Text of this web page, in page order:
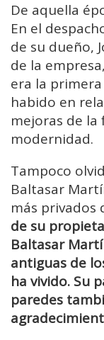
De aquella
En el
de su dueño,
de la
era la
habido en
mejoras de la
modernidad.
Tampoco
Baltasar
más privados
de su
Baltasar
antiguas de
ha vivido. Su
paredes